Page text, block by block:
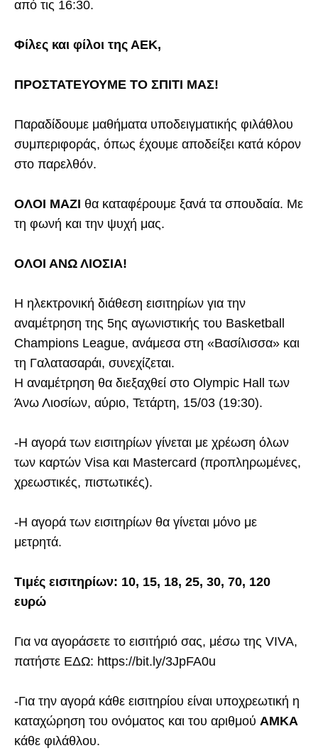
από τις 16:30.
Φίλες και φίλοι της ΑΕΚ,
ΠΡΟΣΤΑΤΕΥΟΥΜΕ ΤΟ ΣΠΙΤΙ ΜΑΣ!
Παραδίδουμε μαθήματα υποδειγματικής φιλάθλου
συμπεριφοράς, όπως έχουμε αποδείξει κατά κόρον
στο παρελθόν.
ΟΛΟΙ ΜΑΖΙ θα καταφέρουμε ξανά τα σπουδαία. Με
τη φωνή και την ψυχή μας.
ΟΛΟΙ ΑΝΩ ΛΙΟΣΙΑ!
Η ηλεκτρονική διάθεση εισιτηρίων για την
αναμέτρηση της 5ης αγωνιστικής του Basketball
Champions League, ανάμεσα στη «Βασίλισσα» και
τη Γαλατασαράι, συνεχίζεται.
H αναμέτρηση θα διεξαχθεί στο Olympic Hall των
Άνω Λιοσίων, αύριο, Τετάρτη, 15/03 (19:30).
-H αγορά των εισιτηρίων γίνεται με χρέωση όλων
των καρτών Visa και Mastercard (προπληρωμένες,
χρεωστικές, πιστωτικές).
-Η αγορά των εισιτηρίων θα γίνεται μόνο με
μετρητά.
Τιμές εισιτηρίων: 10, 15, 18, 25, 30, 70, 120
ευρώ
Για να αγοράσετε το εισιτήριό σας, μέσω της VIVA,
πατήστε ΕΔΩ: https://bit.ly/3JpFA0u
-Για την αγορά κάθε εισιτηρίου είναι υποχρεωτική η
καταχώρηση του ονόματος και του αριθμού ΑΜΚΑ
κάθε φιλάθλου.